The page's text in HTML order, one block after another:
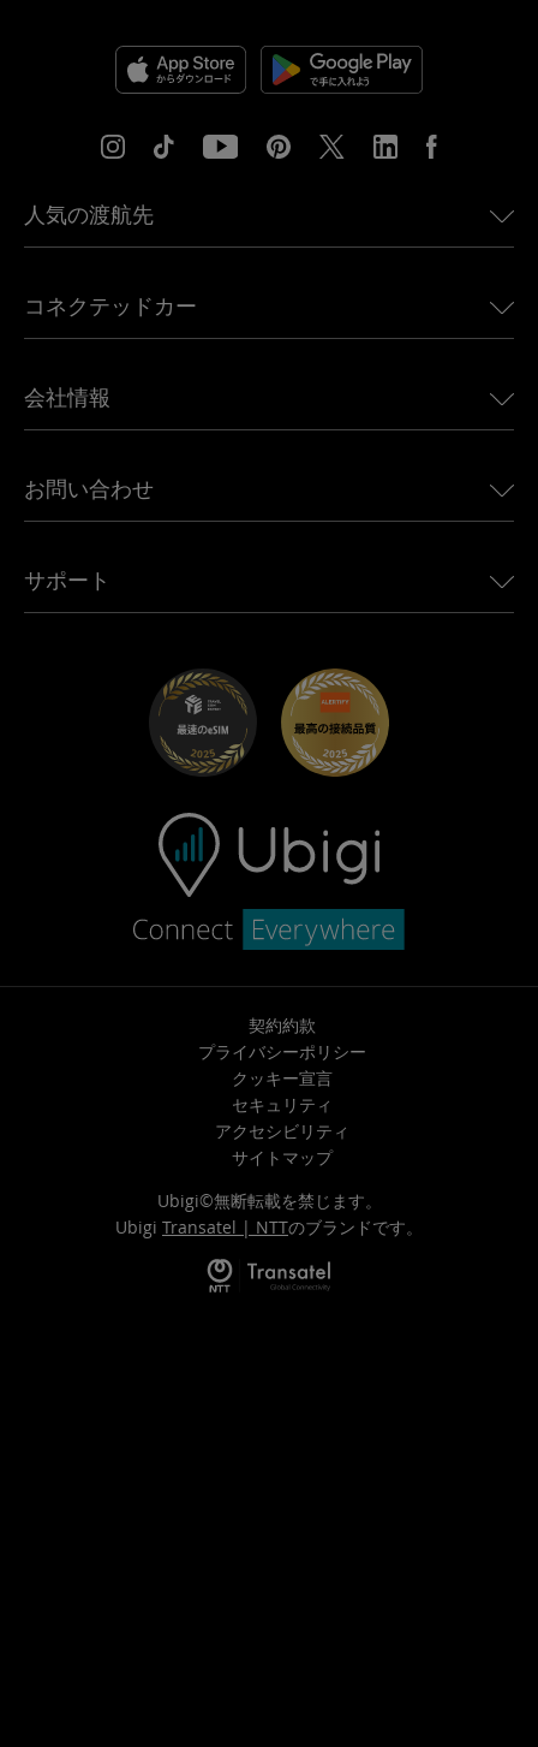
人気の渡航先
ヨーロッパ向けeSIM
カナダ向けeSIM
アフリカ向けeSIM
すべての目的地を見る
コネクテッドカー
Land Rover向けUbigi
Jeep向けUbigi
Mini向けUbigi
Maserati向けUbigi
会社情報
Ubigi関連プレス
Ubigiアプリ
お問い合わせ
アフェリエイトプログラム
サポート
トラブルシューティング
ヘルプセンター
お問い合わせ先
契約約款
プライバシーポリシー
クッキー宣言
セキュリティ
アクセシビリティ
サイトマップ
Ubigi©無断転載を禁じます。
Ubigi Transatel | NTTのブランドです。